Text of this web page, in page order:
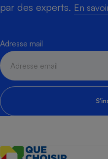
par des experts. En
Adresse mail